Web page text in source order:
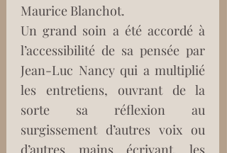
Maurice Blanchot.
Un grand soin a été accordé à
l’accessibilité de sa pensée par
Jean-Luc Nancy qui a multiplié
les entretiens, ouvrant de la
sorte sa réflexion au
surgissement d’autres voix ou
d’autres mains écrivant, les